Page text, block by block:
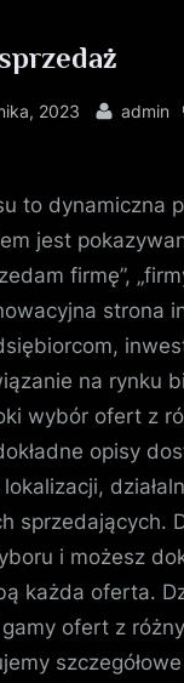
2023 By
admin
to dynamiczna
jest
firmę”,
strona
na rynku
wybór ofert z
opisy
sprzedających.
i możesz
każda oferta.
ofert z